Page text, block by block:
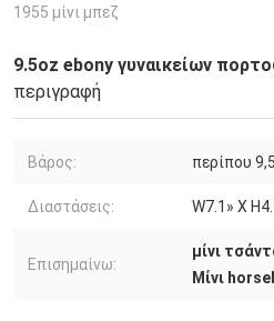
1955 μίνι μπεζ
9.5oz ebony γυναικείων
περιγραφή
Βάρος: περίπου
Διαστάσεις: W7.1» Χ
Επισημαίνω:
μίνι
Μίνι